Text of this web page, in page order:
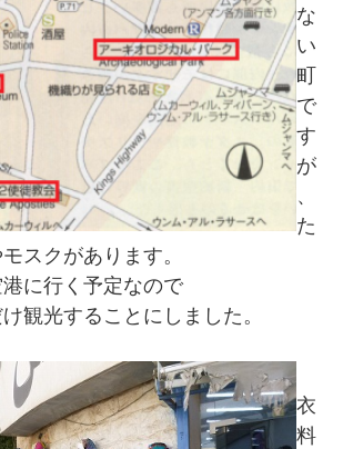
な
い
町
で
す
が
、
た
スクがあります。
に行く予定なので
観光することにしました。
衣
料